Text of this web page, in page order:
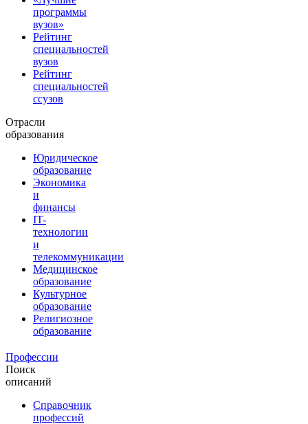
программы
вузов»
Рейтинг
специальностей
вузов
Рейтинг
специальностей
ссузов
Отрасли
образования
Юридическое
образование
Экономика
и
финансы
IT-
технологии
и
телекоммуникации
Медицинское
образование
Культурное
образование
Религиозное
образование
Профессии
Поиск
описаний
Справочник
профессий